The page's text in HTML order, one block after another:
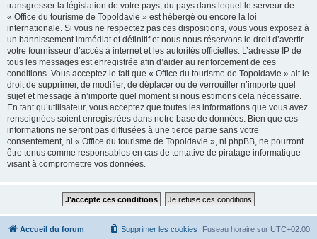
transgresser la législation de votre pays, du pays dans lequel le serveur de
« Office du tourisme de Topoldavie » est hébergé ou encore la loi
internationale. Si vous ne respectez pas ces dispositions, vous vous exposez à
un bannissement immédiat et définitif et nous nous réservons le droit d’avertir
votre fournisseur d’accès à internet et les autorités officielles. L’adresse IP de
tous les messages est enregistrée afin d’aider au renforcement de ces
conditions. Vous acceptez le fait que « Office du tourisme de Topoldavie » ait le
droit de supprimer, de modifier, de déplacer ou de verrouiller n’importe quel
sujet et message à n’importe quel moment si nous estimons cela nécessaire.
En tant qu’utilisateur, vous acceptez que toutes les informations que vous avez
renseignées soient enregistrées dans notre base de données. Bien que ces
informations ne seront pas diffusées à une tierce partie sans votre
consentement, ni « Office du tourisme de Topoldavie », ni phpBB, ne pourront
être tenus comme responsables en cas de tentative de piratage informatique
visant à compromettre vos données.
Accueil du forum Fuseau horaire sur UTC+02:00
Supprimer les cookies